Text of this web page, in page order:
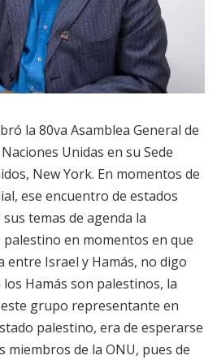
la 80va Asamblea General de
Unidas en su Sede
New York. En momentos de
ese encuentro de estados
temas de agenda la
en momentos en que
entre Israel y Hamás, no digo
Hamás son palestinos, la
grupo representante en
palestino, era de esperarse
miembros de la ONU, pues de